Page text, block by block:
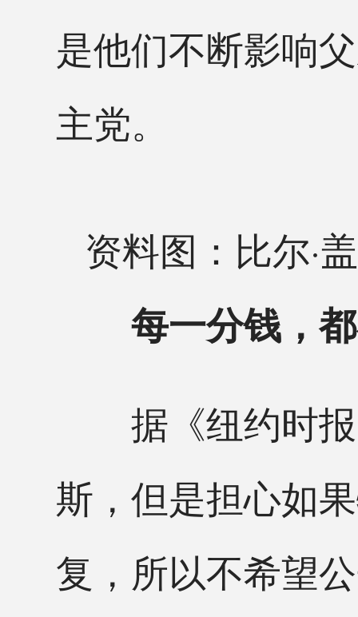
是他们不断影响
主党。
资料图：比尔·
每一分钱，
据《纽约时报
斯，但是担心如
复，所以不希望